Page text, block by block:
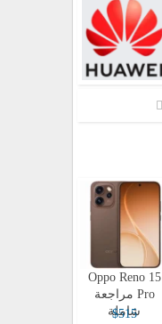
Oppo Reno 15
Pro مراجعة
شاملة
$515